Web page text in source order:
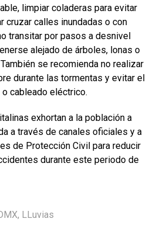
limpiar coladeras para evitar
cruzar calles inundadas o con
transitar por pasos a desnivel
alejado de árboles, lonas o
se recomienda no realizar
durante las tormentas y evitar el
cableado eléctrico.
exhortan a la población a
a través de canales oficiales y a
de Protección Civil para reducir
durante este periodo de
, LLuvias